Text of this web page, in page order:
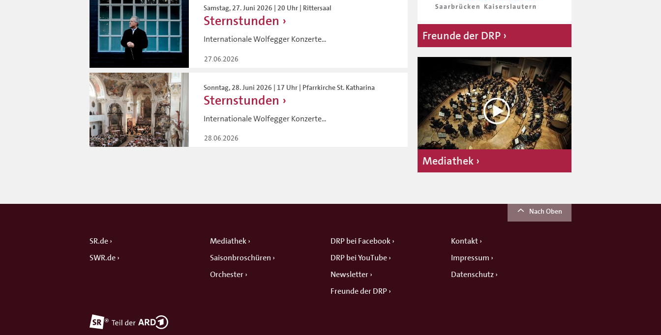
Samstag, 27. Juni 2026 | 20 Uhr | Rittersaal
Sternstunden
Internationale Wolfegger Konzerte...
27.06.2026
Sonntag, 28. Juni 2026 | 17 Uhr | Pfarrkirche St. Katharina
Sternstunden
Internationale Wolfegger Konzerte...
28.06.2026
Freunde der DRP
Mediathek
Nach Oben
SR.de
SWR.de
Mediathek
Saisonbroschüren
Orchester
DRP bei Facebook
DRP bei YouTube
Newsletter
Freunde der DRP
Kontakt
Impressum
Datenschutz